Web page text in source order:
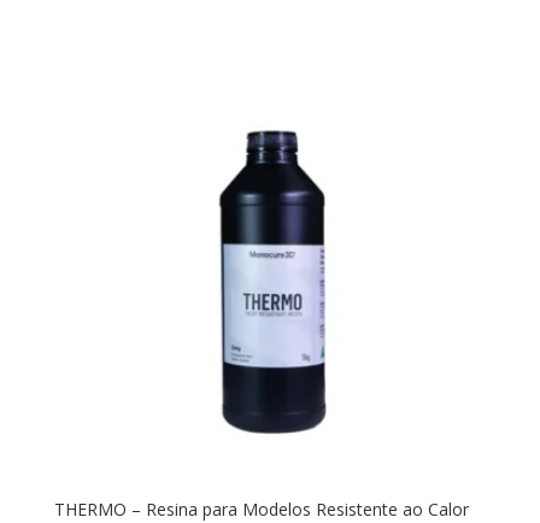
THERMO – Resina para Modelos Resistente ao Calor